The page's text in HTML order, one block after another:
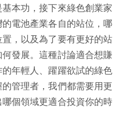
本功，接下來綠色創業家
電池產業各自的站位，哪
，以及為了要有更好的站
發展。這種討論適合想賺
年輕人、躍躍欲試的綠色
管理者，我們都需要用更
個領域更適合投資你的時